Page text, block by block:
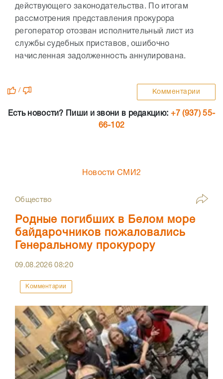
действующего законодательства. По итогам
рассмотрения представления прокурора
регоператор отозван исполнительный лист из
службы судебных приставов, ошибочно
начисленная задолженность аннулирована.
/ Комментарии
Есть новости? Пиши и звони в редакцию: +7 (937) 55-
66-102
Новости СМИ2
Общество
Родные погибших в Белом море
байдарочников пожаловались
Генеральному прокурору
09.08.202608:20
Комментарии